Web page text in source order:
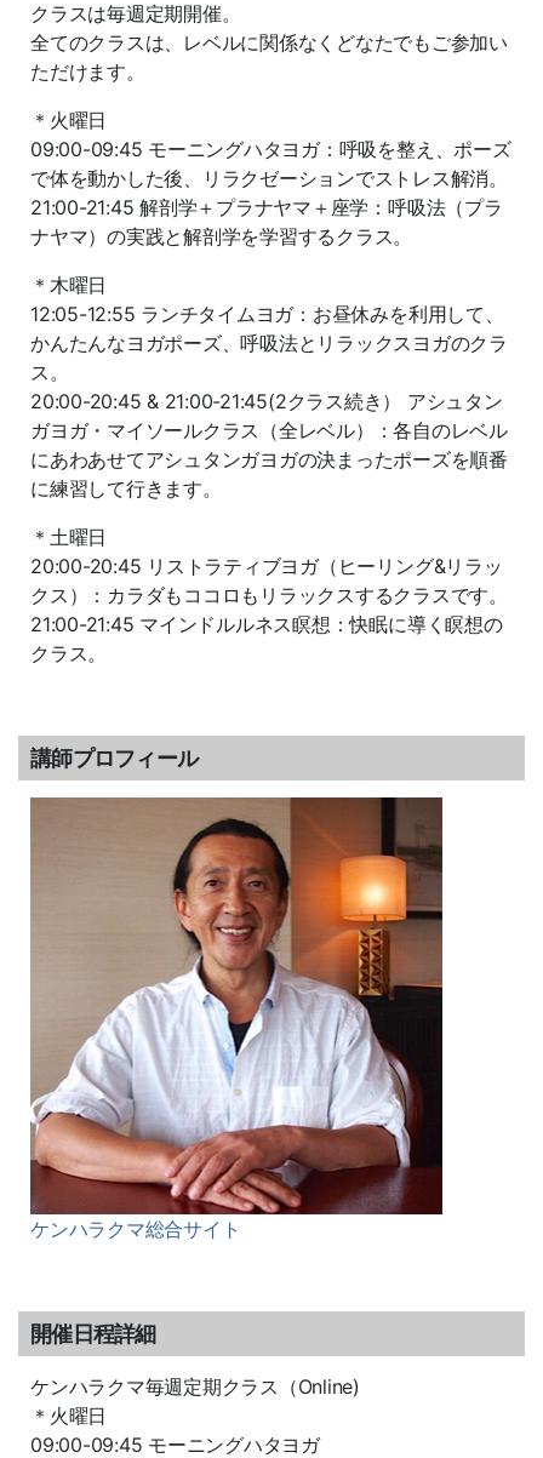
クラスは毎週定期開催。
全てのクラスは、レベルに関係なくどなたでもご参加い
ただけます。
＊火曜日
09:00-09:45 モーニングハタヨガ：呼吸を整え、ポーズ
で体を動かした後、リラクゼーションでストレス解消。
21:00-21:45 解剖学＋プラナヤマ＋座学：呼吸法（プラ
ナヤマ）の実践と解剖学を学習するクラス。
＊木曜日
12:05-12:55 ランチタイムヨガ：お昼休みを利用して、
かんたんなヨガポーズ、呼吸法とリラックスヨガのクラ
ス。
20:00-20:45 & 21:00-21:45(2クラス続き） アシュタン
ガヨガ・マイソールクラス（全レベル）：各自のレベル
にあわあせてアシュタンガヨガの決まったポーズを順番
に練習して行きます。
＊土曜日
20:00-20:45 リストラティブヨガ（ヒーリング&リラッ
クス）：カラダもココロもリラックスするクラスです。
21:00-21:45 マインドルルネス瞑想：快眠に導く瞑想の
クラス。
講師プロフィール
ケンハラクマ総合サイト
開催日程詳細
ケンハラクマ毎週定期クラス（Online)
＊火曜日
09:00-09:45 モーニングハタヨガ